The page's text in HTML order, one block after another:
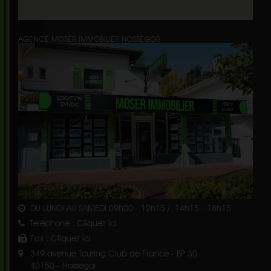
AGENCE MOSER IMMOBILIER HOSSEGOR
DU LUNDI AU SAMEDI 09h00 - 12h15 / 14h15 - 18h15
Téléphone : Cliquez ici
Fax : Cliquez ici
349 avenue Touring Club de France - BP 30
40150 - Hossegor